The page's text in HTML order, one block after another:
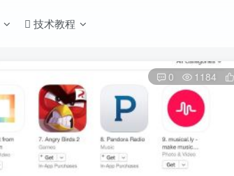
技术教程
0 1184